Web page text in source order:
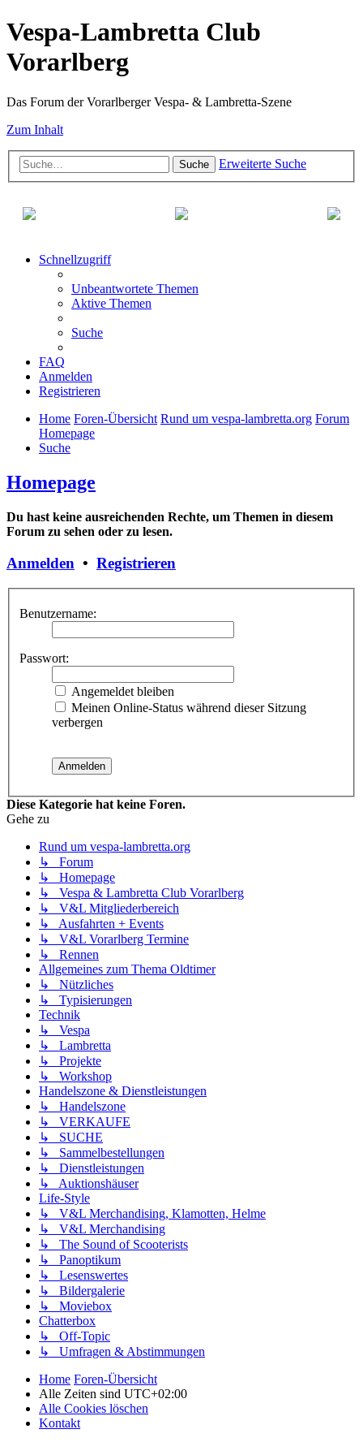
Vespa-Lambretta Club
Vorarlberg
Das Forum der Vorarlberger Vespa- & Lambretta-Szene
Zum Inhalt
Suche Erweiterte Suche
Schnellzugriff
Unbeantwortete Themen
Aktive Themen
Suche
FAQ
Anmelden
Registrieren
Home Foren-Übersicht Rund um vespa-lambretta.org Forum
Homepage
Suche
Homepage
Du hast keine ausreichenden Rechte, um Themen in diesem
Forum zu sehen oder zu lesen.
Anmelden • Registrieren
Benutzername:
Passwort:
Angemeldet bleiben
Meinen Online-Status während dieser Sitzung
verbergen
Diese Kategorie hat keine Foren.
Gehe zu
Rund um vespa-lambretta.org
↳ Forum
↳ Homepage
↳ Vespa & Lambretta Club Vorarlberg
↳ V&L Mitgliederbereich
↳ Ausfahrten + Events
↳ V&L Vorarlberg Termine
↳ Rennen
Allgemeines zum Thema Oldtimer
↳ Nützliches
↳ Typisierungen
Technik
↳ Vespa
↳ Lambretta
↳ Projekte
↳ Workshop
Handelszone & Dienstleistungen
↳ Handelszone
↳ VERKAUFE
↳ SUCHE
↳ Sammelbestellungen
↳ Dienstleistungen
↳ Auktionshäuser
Life-Style
↳ V&L Merchandising, Klamotten, Helme
↳ V&L Merchandising
↳ The Sound of Scooterists
↳ Panoptikum
↳ Lesenswertes
↳ Bildergalerie
↳ Moviebox
Chatterbox
↳ Off-Topic
↳ Umfragen & Abstimmungen
Home Foren-Übersicht
Alle Zeiten sind UTC+02:00
Alle Cookies löschen
Kontakt